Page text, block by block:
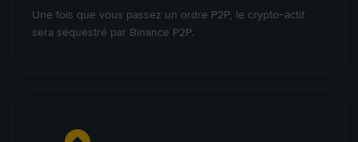
Une fois que vous passez un ordre P2P, le crypto-actif
sera séquestré par Binance P2P.